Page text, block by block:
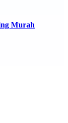
Murah